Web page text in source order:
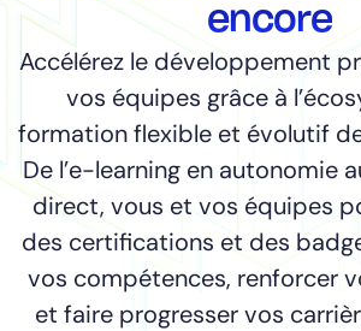
encore
Accélérez le développement
vos équipes grâce à
formation flexible et évolutif
De l’e-learning en autonomie
direct, vous et vos équipes
des certifications et des
vos compétences, renforcer
et faire progresser vos
Solution
Automatisation
Consolidation des outils
Réduction du MTTR
Optimisation des coûts
Industrie